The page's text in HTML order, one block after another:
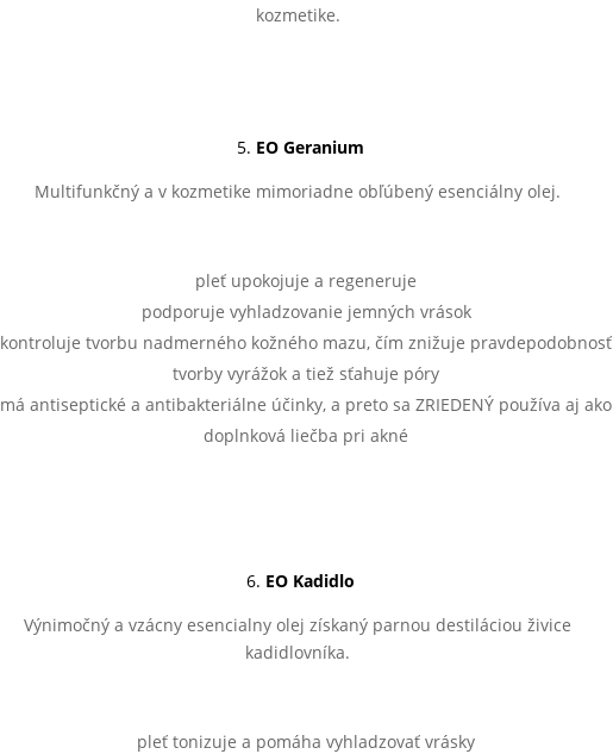
kozmetike.
5. EO Geranium
Multifunkčný a v kozmetike mimoriadne obľúbený esenciálny olej.
pleť upokojuje a regeneruje
podporuje vyhladzovanie jemných vrások
kontroluje tvorbu nadmerného kožného mazu, čím znižuje pravdepodobnosť
tvorby vyrážok a tiež sťahuje póry
má antiseptické a antibakteriálne účinky, a preto sa ZRIEDENÝ používa aj ako
doplnková liečba pri akné
6. EO Kadidlo
Výnimočný a vzácny esencialny olej získaný parnou destiláciou živice
kadidlovníka.
pleť tonizuje a pomáha vyhladzovať vrásky